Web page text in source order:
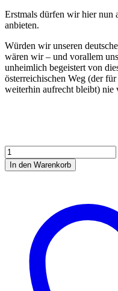
Erstmals dürfen wir hier
anbieten.
Würden wir unseren
wären wir – und vorallem
unheimlich begeistert von
österreichischen Weg (der
weiterhin aufrecht bleibt) nie
KATZENJAUSE
im
Glas
In den Warenkorb